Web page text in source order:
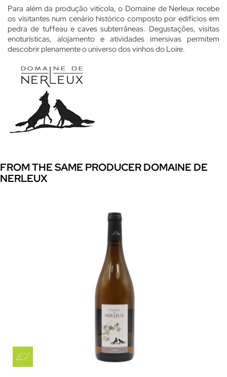
Para além da produção vitícola, o Domaine de Nerleux recebe
os visitantes num cenário histórico composto por edifícios em
pedra de tuffeau e caves subterrâneas. Degustações, visitas
enoturísticas, alojamento e atividades imersivas permitem
descobrir plenamente o universo dos vinhos do Loire.
FROM THE SAME PRODUCER DOMAINE DE
NERLEUX